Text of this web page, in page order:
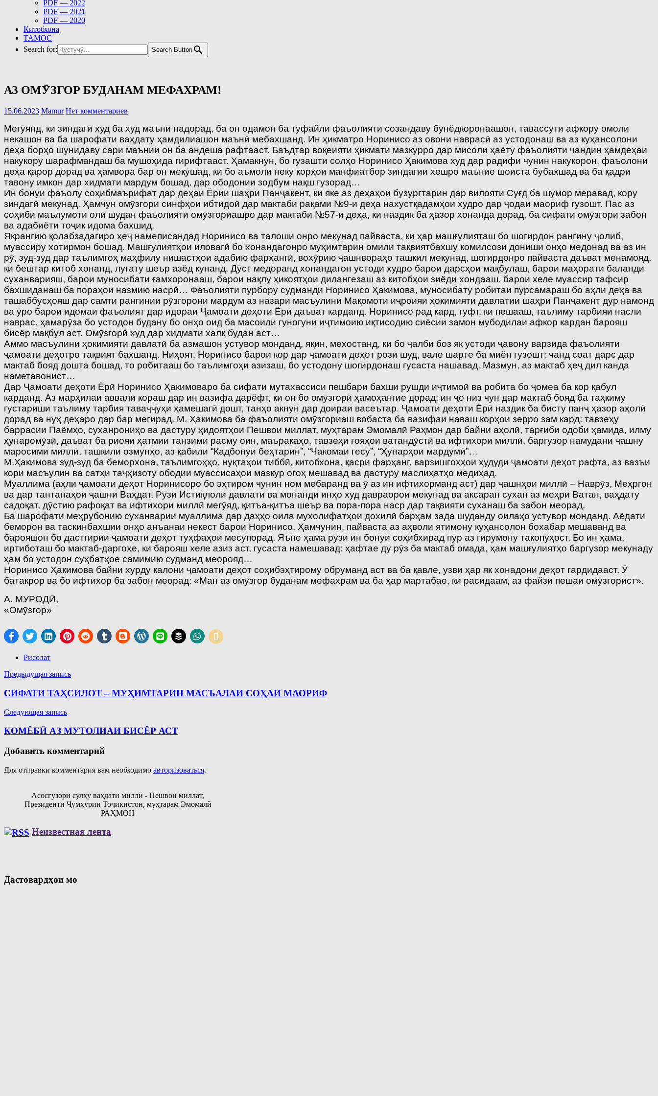
PDF — 2022
PDF — 2021
PDF — 2020
Китобхона
ТАМОС
Search for:
Search Button
АЗ ОМӮЗГОР БУДАНАМ МЕФАХРАМ!
15.06.2023 Mamur Нет комментариев
Мегӯянд, ки зиндагӣ худ ба худ маънӣ надорад, ба он одамон ба туфайли фаъолияти созандаву бунёдкоронаашон, тавассути афкору омоли
некашон ва ба шарофати ваҳдату ҳамдилиашон маънӣ мебахшанд. Ин ҳикматро Норинисо аз овони наврасӣ аз устодонаш ва аз куҳансолони
деҳа борҳо шунидаву сари маънии он ба андеша рафтааст. Баъдтар воқеияти ҳикмати мазкурро дар мисоли ҳаёту фаъолияти чандин ҳамдеҳаи
накукору шарафмандаш ба мушоҳида гирифтааст. Ҳамакнун, бо гузашти солҳо Норинисо Ҳакимова худ дар радифи чунин накукорон, фаъолони
деҳа қарор дорад ва ҳамвора бар он мекӯшад, ки бо аъмоли неку корҳои манфиатбор зиндагии хешро маъние шоиста бубахшад ва ба қадри
тавону имкон дар хидмати мардум бошад, дар ободонии зодбум нақш гузорад…
Ин бонуи фаъолу соҳибмаърифат дар деҳаи Ёрии шаҳри Панҷакент, ки яке аз деҳаҳои бузургтарин дар вилояти Суғд ба шумор меравад, кору
зиндагӣ мекунад. Ҳамчун омӯзгори синфҳои ибтидоӣ дар мактаби рақами №9-и деҳа нахустқадамҳои худро дар ҷодаи маориф гузошт. Пас аз
соҳиби маълумоти олӣ шудан фаъолияти омӯзгориашро дар мактаби №57-и деҳа, ки наздик ба ҳазор хонанда дорад, ба сифати омӯзгори забон
ва адабиёти тоҷик идома бахшид.
Якрангию қолабзадагиро ҳеҷ намеписандад Норинисо ва талоши онро мекунад пайваста, ки ҳар машғулияташ бо шогирдон рангину ҷолиб,
муассиру хотирмон бошад. Машғулиятҳои иловагӣ бо хонандагонро муҳимтарин омили тақвиятбахшу комилсози дониши онҳо медонад ва аз ин
рӯ, зуд-зуд дар таълимгоҳ маҳфилу нишастҳои адабию фарҳангӣ, вохӯрию ҷашнвораҳо ташкил мекунад, шогирдонро пайваста даъват менамояд,
ки бештар китоб хонанд, луғату шеър азёд кунанд. Дӯст медоранд хонандагон устоди худро барои дарсҳои мақбулаш, барои маҳорати баланди
суханварияш, барои муносибати ғамхоронааш, барои нақлу ҳикоятҳои дилангезаш аз китобҳои зиёди хондааш, барои хеле муассир тафсир
бахшиданаш ба пораҳои назмию насрӣ… Фаъолияти пурбору судманди Норинисо Ҳакимова, муносибату робитаи пурсамараш бо аҳли деҳа ва
ташаббусҳояш дар самти рангинии рӯзгорони мардум аз назари масъулини Мақомоти иҷроияи ҳокимияти давлатии шаҳри Панҷакент дур намонд
ва ӯро барои идомаи фаъолият дар идораи Ҷамоати деҳоти Ёрӣ даъват карданд. Норинисо рад кард, гуфт, ки пешааш, таълиму тарбияи насли
наврас, ҳамарӯза бо устодон будану бо онҳо оид ба масоили гуногуни иҷтимоию иқтисодию сиёсии замон мубодилаи афкор кардан барояш
бисёр мақбул аст. Омӯзгорӣ худ дар хидмати халқ будан аст…
Аммо масъулини ҳокимияти давлатӣ ба азмашон устувор монданд, яқин, мехостанд, ки бо ҷалби боз як устоди ҷавону варзида фаъолияти
ҷамоати деҳотро тақвият бахшанд. Ниҳоят, Норинисо барои кор дар ҷамоати деҳот розӣ шуд, вале шарте ба миён гузошт: чанд соат дарс дар
мактаб бояд дошта бошад, то робитааш бо таълимгоҳи азизаш, бо устодону шогирдонаш гусаста нашавад. Мазмун, аз мактаб ҳеҷ дил канда
наметавонист…
Дар Ҷамоати деҳоти Ёрӣ Норинисо Ҳакимоваро ба сифати мутахассиси пешбари бахши рушди иҷтимоӣ ва робита бо ҷомеа ба кор қабул
карданд. Аз марҳилаи аввали кораш дар ин вазифа дарёфт, ки он бо омӯзгорӣ ҳамоҳангие дорад: ин ҷо низ чун дар мактаб бояд ба таҳкиму
густариши таълиму тарбия таваҷҷуҳи ҳамешагӣ дошт, танҳо акнун дар доираи васеътар. Ҷамоати деҳоти Ёрӣ наздик ба бисту панҷ ҳазор аҳолӣ
дорад ва нуҳ деҳаро дар бар мегирад. М. Ҳакимова ба фаъолияти омӯзгориаш вобаста ба вазифаи наваш корҳои зерро зам кард: тавзеҳу
баррасии Паёмҳо, суханрониҳо ва дастуру ҳидоятҳои Пешвои миллат, муҳтарам Эмомалӣ Раҳмон дар байни аҳолӣ, тарғиби одоби ҳамида, илму
ҳунаромӯзӣ, даъват ба риояи ҳатмии танзими расму оин, маъракаҳо, тавзеҳи ғояҳои ватандӯстӣ ва ифтихори миллӣ, баргузор намудани ҷашну
маросими миллӣ, ташкили озмунҳо, аз қабили “Кадбонуи беҳтарин”, “Чакомаи гесу”, “Ҳунарҳои мардумӣ”…
М.Ҳакимова зуд-зуд ба беморхона, таълимгоҳҳо, нуқтаҳои тиббӣ, китобхона, қасри фарҳанг, варзишгоҳҳои ҳудуди ҷамоати деҳот рафта, аз вазъи
кори масъулин ва сатҳи таҷҳизоту ободии муассисаҳои мазкур огоҳ мешавад ва дастуру маслиҳатҳо медиҳад.
Муаллима (аҳли ҷамоати деҳот Норинисоро бо эҳтиром чунин ном мебаранд ва ӯ аз ин ифтихорманд аст) дар ҷашнҳои миллӣ – Наврӯз, Меҳргон
ва дар тантанаҳои ҷашни Ваҳдат, Рӯзи Истиқлоли давлатӣ ва монанди инҳо худ давраороӣ мекунад ва аксаран сухан аз меҳри Ватан, ваҳдату
садоқат, дӯстию рафоқат ва ифтихори миллӣ мегӯяд, қитъа-қитъа шеър ва пора-пора наср дар тақвияти суханаш ба забон меорад.
Ба шарофати меҳрубонию суханварии муаллима дар даҳҳо оила мухолифатҳои дохилӣ барҳам зада шуданду оилаҳо устувор монданд. Аёдати
беморон ва таскинбахшии онҳо анъанаи некест барои Норинисо. Ҳамчунин, пайваста аз аҳволи ятимону куҳансолон бохабар мешаванд ва
барояшон бо дастгирии ҷамоати деҳот туҳфаҳои месупорад. Яъне ҳама рӯзи ин бонуи соҳибхирад пур аз гирумону такопӯҳост. Бо ин ҳама,
иртиботаш бо мактаб-даргоҳе, ки барояш хеле азиз аст, гусаста намешавад: ҳафтае ду рӯз ба мактаб омада, ҳам машғулиятҳо баргузор мекунаду
ҳам бо устодон суҳбатҳое самимию судманд меорояд…
Норинисо Ҳакимова байни хурду калони ҷамоати деҳот соҳибэҳтирому обруманд аст ва ба қавле, узви ҳар як хонадони деҳот гардидааст. Ӯ
батакрор ва бо ифтихор ба забон меорад: «Ман аз омӯзгор буданам мефахрам ва ба ҳар мартабае, ки расидаам, аз файзи пешаи омӯзгорист».
А. МУРОДӢ,
«Омӯзгор»
Рисолат
Навигация
по
Предыдущая запись
СИФАТИ ТАҲСИЛОТ – МУҲИМТАРИН МАСЪАЛАИ СОҲАИ МАОРИФ
Следующая запись
КОМЁБӢ АЗ МУТОЛИАИ БИСЁР АСТ
Добавить комментарий
Для отправки комментария вам необходимо авторизоваться.
Асосгузори сулҳу ваҳдати миллӣ - Пешвои миллат,
Президенти Ҷумҳурии Тоҷикистон, муҳтарам Эмомалӣ
РАҲМОН
Неизвестная лента
Дастовардҳои мо